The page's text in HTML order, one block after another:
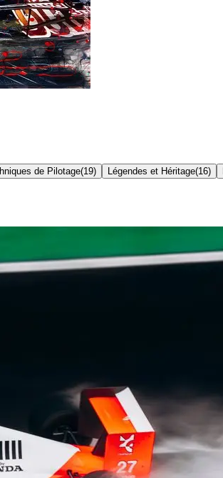
de Pilotage(19) Légendes et Héritage(16)